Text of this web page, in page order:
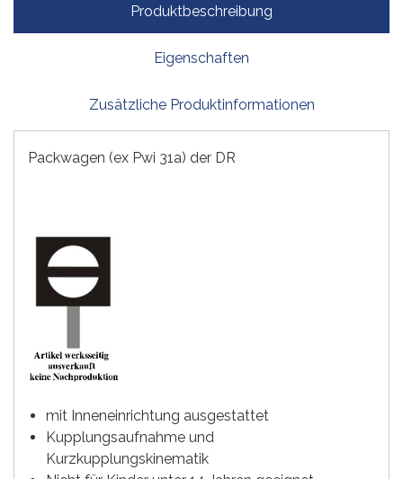
Produktbeschreibung
Eigenschaften
Zusätzliche Produktinformationen
Packwagen (ex Pwi 31a) der DR
mit Inneneinrichtung ausgestattet
Kupplungsaufnahme und
Kurzkupplungskinematik